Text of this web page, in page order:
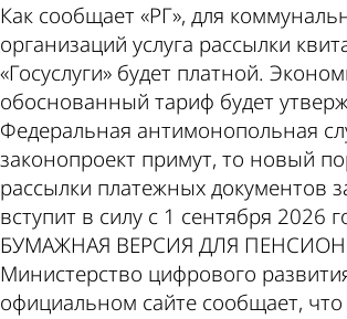
Как сообщает «РГ», для
организаций услуга рассылки
«Госуслуги» будет платной.
обоснованный тариф будет
Федеральная антимонопольная
законопроект примут, то новый
рассылки платежных документов
вступит в силу с 1 сентября 2026
БУМАЖНАЯ ВЕРСИЯ ДЛЯ
Министерство цифрового
официальном сайте сообщает, что